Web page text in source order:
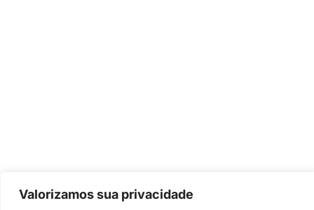
Valorizamos sua privacidade